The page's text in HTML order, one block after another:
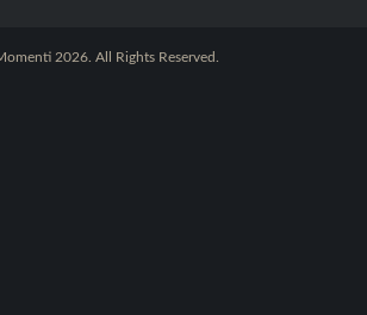
2026. All Rights Reserved.